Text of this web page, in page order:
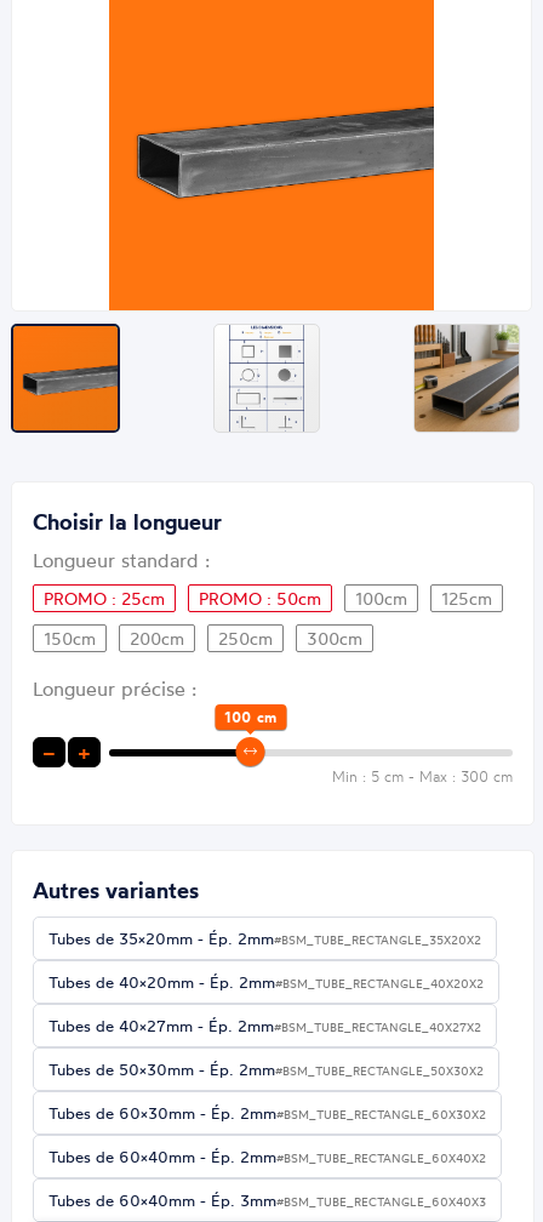
Choisir la longueur
Longueur standard :
PROMO : 25cm PROMO : 50cm 100cm
125cm
150cm
200cm 250cm 300cm
Longueur précise :
− +
100 cm
Min : 5 cm - Max : 300 cm
Autres variantes
Tubes de 35×20mm - Ép. 2mm#BSM_TUBE_RECTANGLE_35X20X2
Tubes de 40×20mm - Ép. 2mm#BSM_TUBE_RECTANGLE_40X20X2
Tubes de 40×27mm - Ép. 2mm#BSM_TUBE_RECTANGLE_40X27X2
Tubes de 50×30mm - Ép. 2mm#BSM_TUBE_RECTANGLE_50X30X2
Tubes de 60×30mm - Ép. 2mm#BSM_TUBE_RECTANGLE_60X30X2
Tubes de 60×40mm - Ép. 2mm#BSM_TUBE_RECTANGLE_60X40X2
Tubes de 60×40mm - Ép. 3mm#BSM_TUBE_RECTANGLE_60X40X3